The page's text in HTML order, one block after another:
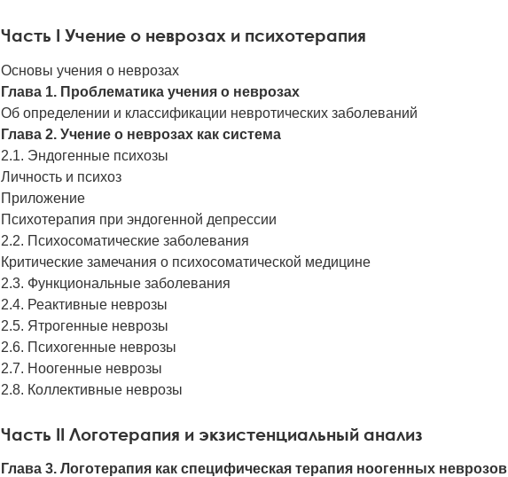
Часть I Учение о неврозах и психотерапия
Основы учения о неврозах
Глава 1. Проблематика учения о неврозах
Об определении и классификации невротических заболеваний
Глава 2. Учение о неврозах как система
2.1. Эндогенные психозы
Личность и психоз
Приложение
Психотерапия при эндогенной депрессии
2.2. Психосоматические заболевания
Критические замечания о психосоматической медицине
2.3. Функциональные заболевания
2.4. Реактивные неврозы
2.5. Ятрогенные неврозы
2.6. Психогенные неврозы
2.7. Ноогенные неврозы
2.8. Коллективные неврозы
Часть II Логотерапия и экзистенциальный анализ
Глава 3. Логотерапия как специфическая терапия ноогенных неврозов